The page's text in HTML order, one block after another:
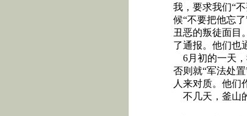
我，要求我们“
候“不要把他忘
丑恶的叛徒面目
了通报。他们也
6月初的一天
否则就“军法处
人来对质。他们
不几天，釜山